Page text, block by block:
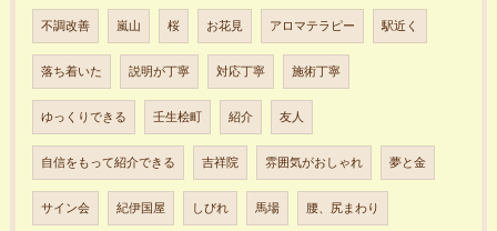
不調改善 嵐山 桜 お花見 アロマテラピー 駅近く
落ち着いた 説明が丁寧 対応丁寧 施術丁寧
ゆっくりできる 壬生桧町 紹介 友人
自信をもって紹介できる 吉祥院 雰囲気がおしゃれ 夢と金
サイン会 紀伊国屋 しびれ 馬場 腰、尻まわり